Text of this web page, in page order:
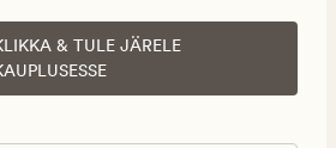
& TULE JÄRELE